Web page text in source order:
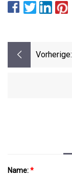
Vorherige:
Name:*